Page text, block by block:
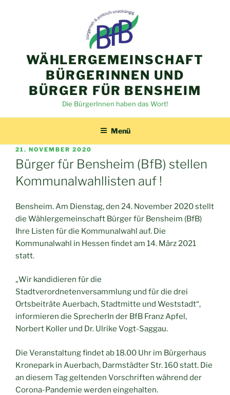
WÄHLERGEMEINSCHAFT
BÜRGERINNEN UND
BÜRGER FÜR BENSHEIM
Die BürgerInnen haben das Wort!
Menü
VERÖFFENTLICHT
AM
21. NOVEMBER 2020
Bürger für Bensheim (BfB) stellen
Kommunalwahllisten auf !
Bensheim. Am Dienstag, den 24. November 2020 stellt
die Wählergemeinschaft Bürger für Bensheim (BfB)
Ihre Listen für die Kommunalwahl auf. Die
Kommunalwahl in Hessen findet am 14. März 2021
statt.
„Wir kandidieren für die
Stadtverordnetenversammlung und für die drei
Ortsbeiträte Auerbach, Stadtmitte und Weststadt“,
informieren die SprecherIn der BfB Franz Apfel,
Norbert Koller und Dr. Ulrike Vogt-Saggau.
Die Veranstaltung findet ab 18.00 Uhr im Bürgerhaus
Kronepark in Auerbach, Darmstädter Str. 160 statt. Die
an diesem Tag geltenden Vorschriften während der
Corona-Pandemie werden eingehalten.